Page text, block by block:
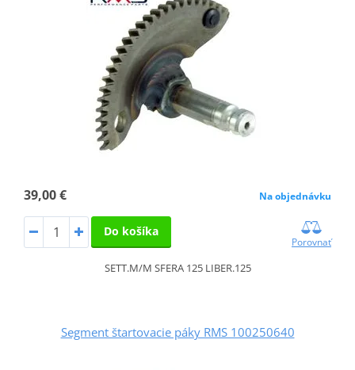
39,00 € Na objednávku
Do košíka
Porovnať
SETT.M/M SFERA 125 LIBER.125
Segment štartovacie páky RMS 100250640